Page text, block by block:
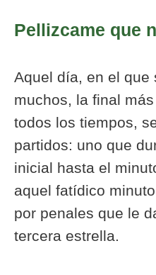
Pellizcame que
Aquel día, en el que
muchos, la final
todos los tiempos,
partidos: uno que
inicial hasta el
aquel fatídico
por penales que le
tercera estrella.